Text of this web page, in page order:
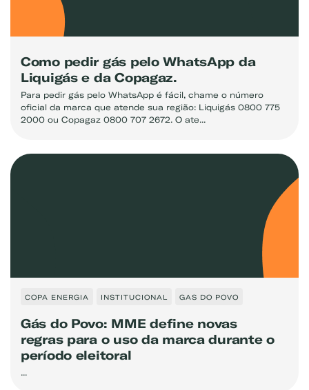
Como pedir gás pelo WhatsApp da
Liquigás e da Copagaz.
Para pedir gás pelo WhatsApp é fácil, chame o número
oficial da marca que atende sua região: Liquigás 0800 775
2000 ou Copagaz 0800 707 2672. O ate...
COPA ENERGIA INSTITUCIONAL GAS DO POVO
Gás do Povo: MME define novas
regras para o uso da marca durante o
período eleitoral
...